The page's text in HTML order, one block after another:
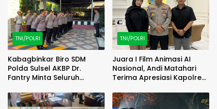
TNI/POLRI
Kabagbinkar Biro SDM
Polda Sulsel AKBP Dr.
Fantry Minta Seluruh
Debu
TNI/POLRI
Juara I Film Animasi AI
Nasional, Andi Matahari
Terima Apresiasi Kapolres